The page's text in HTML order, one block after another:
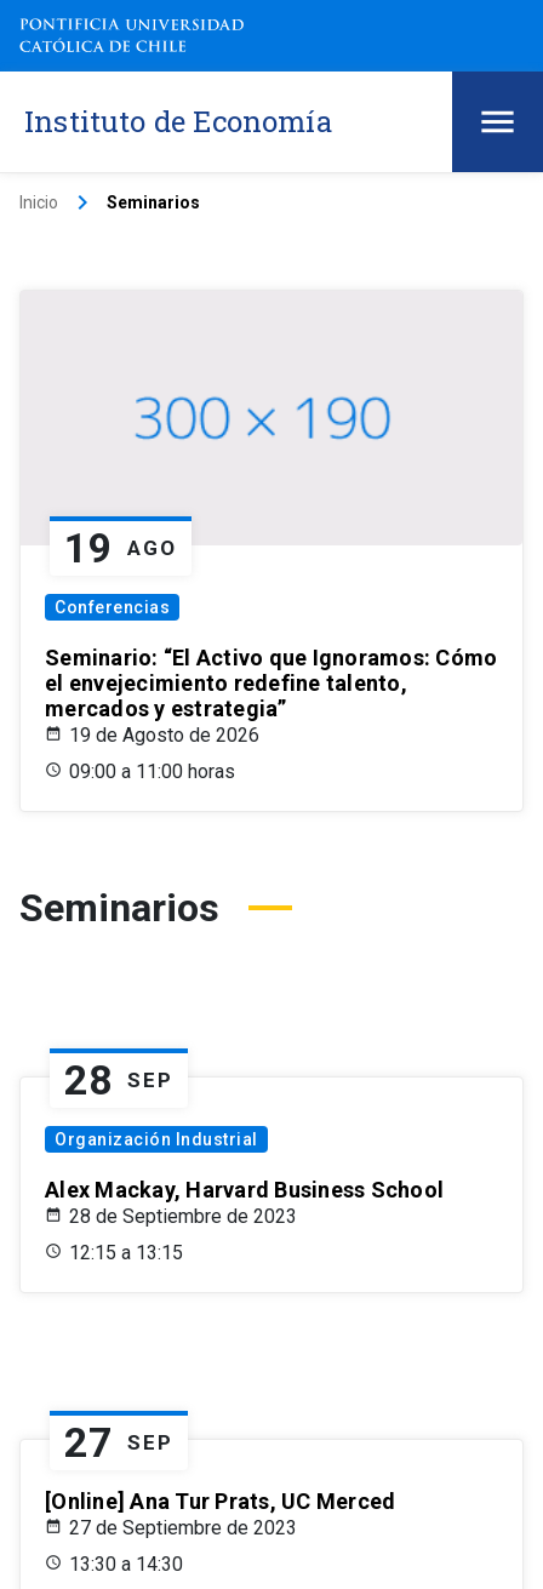
Instituto de Economía
Inicio keyboard_arrow_right Seminarios
19 AGO
Conferencias
Seminario: “El Activo que Ignoramos: Cómo
el envejecimiento redefine talento,
mercados y estrategia”
19 de Agosto de 2026
09:00 a 11:00 horas
Seminarios
28 SEP
Organización Industrial
Alex Mackay, Harvard Business School
28 de Septiembre de 2023
12:15 a 13:15
27 SEP
[Online] Ana Tur Prats, UC Merced
27 de Septiembre de 2023
13:30 a 14:30